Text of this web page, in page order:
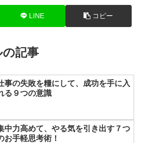
LINE コピー
の記事
事の失敗を糧にして、成功を手に入
る９つの意識
中力高めて、やる気を引き出す７つ
お手軽思考術！